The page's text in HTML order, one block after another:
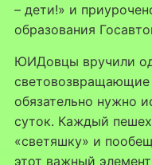
– дети!» и
образования
⁣ЮИДовцы вручили
обязательно нужно
суток. Каждый
«светяшку» и
этот важный